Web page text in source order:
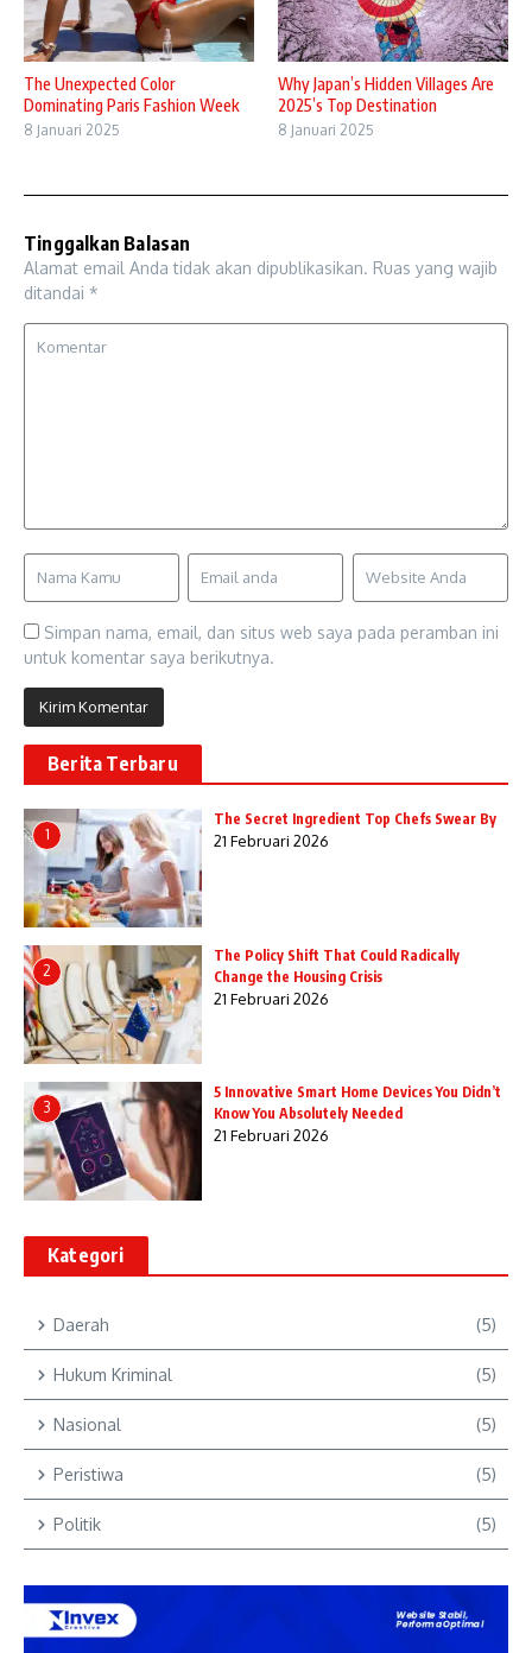
The Unexpected Color
Dominating Paris Fashion Week
8 Januari 2025
Why Japan’s Hidden Villages Are
2025’s Top Destination
8 Januari 2025
Tinggalkan Balasan
Alamat email Anda tidak akan dipublikasikan. Ruas yang wajib
ditandai *
Simpan nama, email, dan situs web saya pada peramban ini
untuk komentar saya berikutnya.
Berita Terbaru
1
The Secret Ingredient Top Chefs Swear By
21 Februari 2026
2
The Policy Shift That Could Radically
Change the Housing Crisis
21 Februari 2026
3
5 Innovative Smart Home Devices You Didn’t
Know You Absolutely Needed
21 Februari 2026
Kategori
Daerah (5)
Hukum Kriminal (5)
Nasional (5)
Peristiwa (5)
Politik (5)